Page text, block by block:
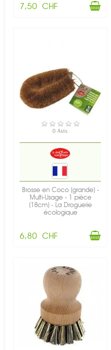
7,50 CHF
EN STOCK
0 Avis
Brosse en Coco (grande) -
Multi-Usage - 1 pièce
(18cm) - La Droguerie
écologique
6,80 CHF